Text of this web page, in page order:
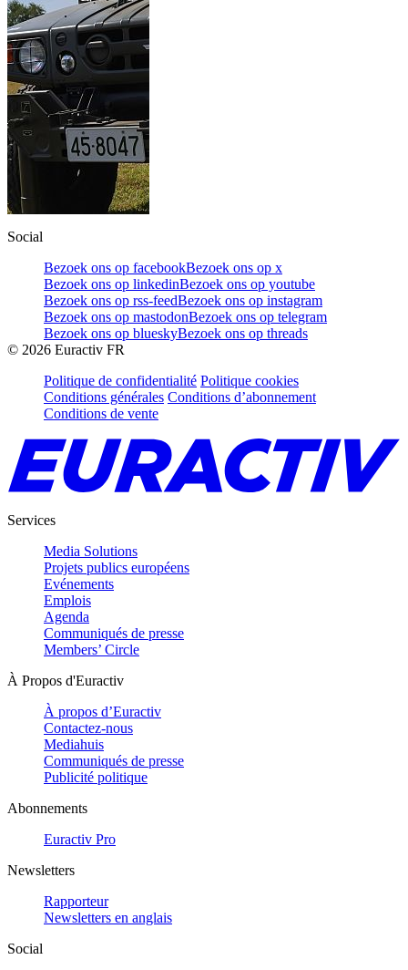
Social
Bezoek ons op facebookBezoek ons op x
Bezoek ons op linkedinBezoek ons op youtube
Bezoek ons op rss-feedBezoek ons op instagram
Bezoek ons op mastodonBezoek ons op telegram
Bezoek ons op blueskyBezoek ons op threads
© 2026 Euractiv FR
Politique de confidentialité Politique cookies
Conditions générales Conditions d’abonnement
Conditions de vente
Services
Media Solutions
Projets publics européens
Evénements
Emplois
Agenda
Communiqués de presse
Members’ Circle
À Propos d'Euractiv
À propos d’Euractiv
Contactez-nous
Mediahuis
Communiqués de presse
Publicité politique
Abonnements
Euractiv Pro
Newsletters
Rapporteur
Newsletters en anglais
Social